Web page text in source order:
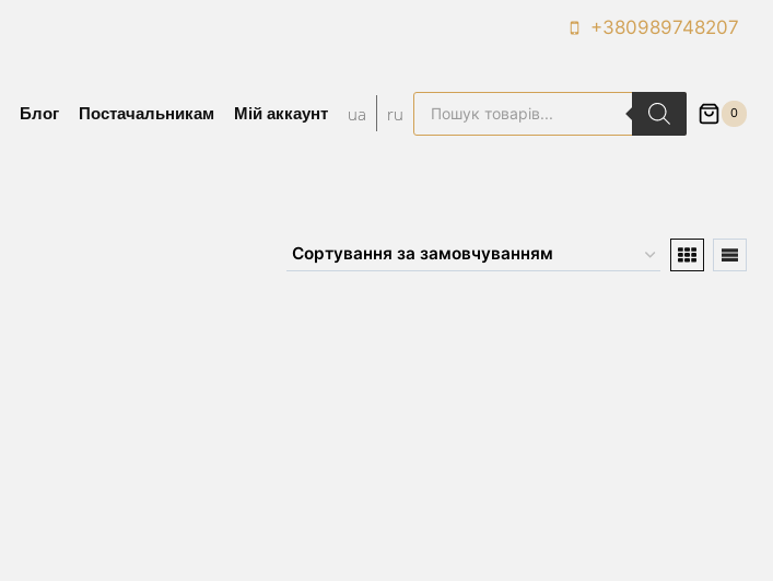
+380989748207
Блог Постачальникам Мій аккаунт ua ru
Пошук
товарів
0